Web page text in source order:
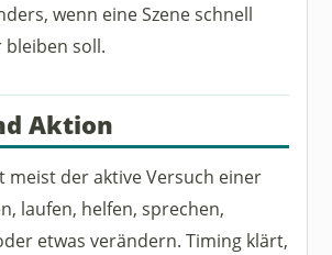
wenn eine Szene schnell
soll.
Aktion
meist der aktive Versuch einer
laufen, helfen, sprechen,
etwas verändern. Timing klärt,